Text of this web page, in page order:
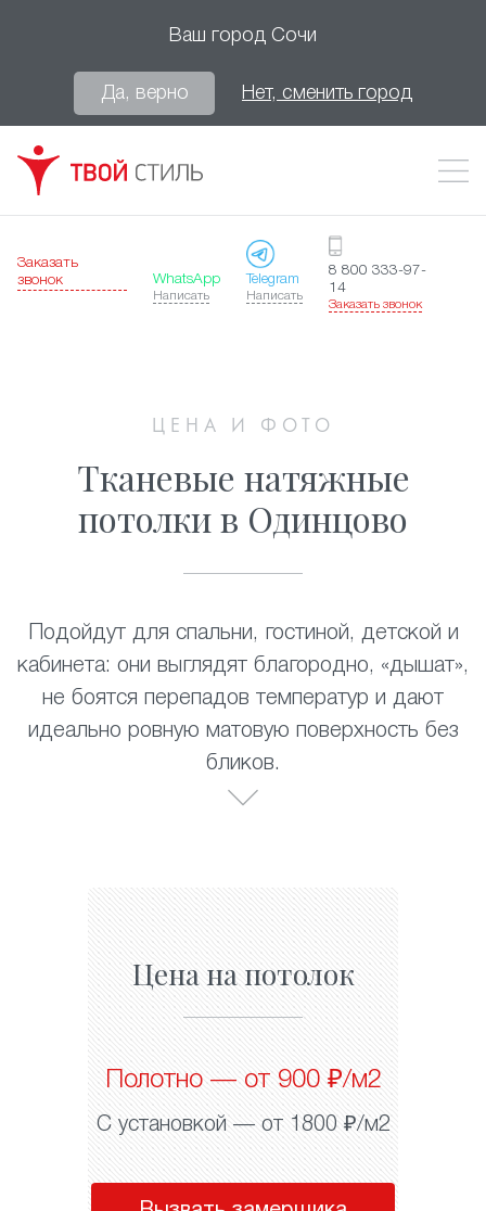
Ваш город Сочи
Да, верно Нет, сменить город
Заказать
звонок
WhatsApp
Написать
Telegram
Написать
8 800 333-97-
14
Заказать звонок
ЦЕНА И ФОТО
Тканевые натяжные
потолки в Одинцово
Подойдут для спальни, гостиной, детской и
кабинета: они выглядят благородно, «дышат»,
не боятся перепадов температур и дают
идеально ровную матовую поверхность без
бликов.
Цена на потолок
Полотно — от 900 ₽/м2
С установкой — от 1800 ₽/м2